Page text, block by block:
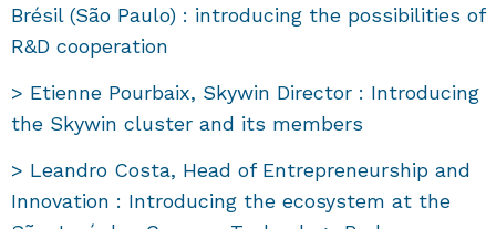
Brésil (São Paulo) : introducing the possibilities of
R&D cooperation
> Etienne Pourbaix, Skywin Director : Introducing
the Skywin cluster and its members
> Leandro Costa, Head of Entrepreneurship and
Innovation : Introducing the ecosystem at the